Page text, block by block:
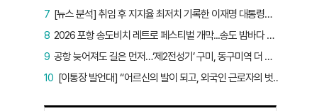
[뉴스 분석] 취임 후 지지율 최저치 기록한 이재명 대통령…왜?
7
2026 포항 송도비치 레트로 페스티벌 개막...송도 밤바다 달군 레트로 열기
8
공항 늦어져도 길은 먼저…‘제2전성기’ 구미, 동구미역 더 절실
9
[이통장 발언대] “어르신의 발이 되고, 외국인 근로자의 벗이 되고”…박상철 이장의 ‘사람 농사’
10